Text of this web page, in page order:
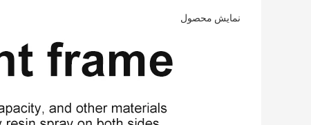
نمایش محصول